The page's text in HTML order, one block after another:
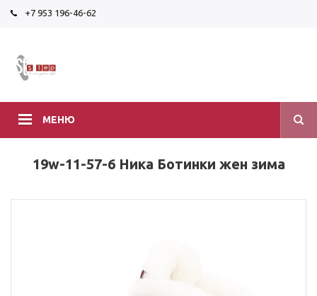
+7 953 196-46-62
МЕНЮ
19w-11-57-6 Ника Ботинки жен зима